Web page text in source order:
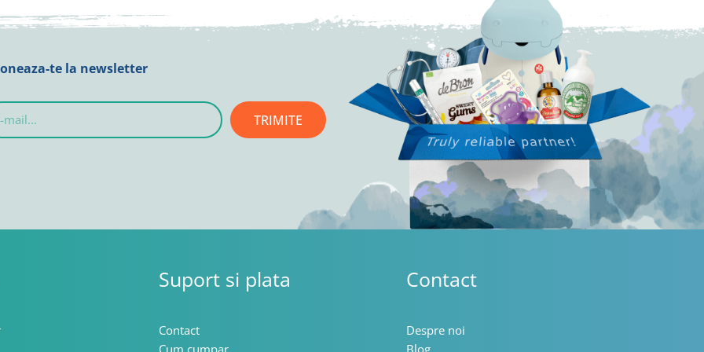
te la newsletter
TRIMITE
Suport si plata
Contact
Contact
Despre noi